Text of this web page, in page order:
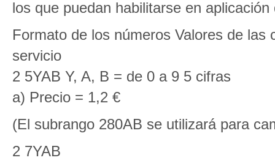
los que puedan habilitarse en
Formato de los números Valores de
servicio
2 5YAB Y, A, B = de 0 a 9 5 cifras
a) Precio = 1,2 €
(El subrango 280AB se utilizará para
2 7YAB